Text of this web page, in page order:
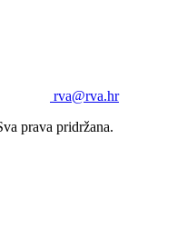
rva@rva.hr
prava pridržana.